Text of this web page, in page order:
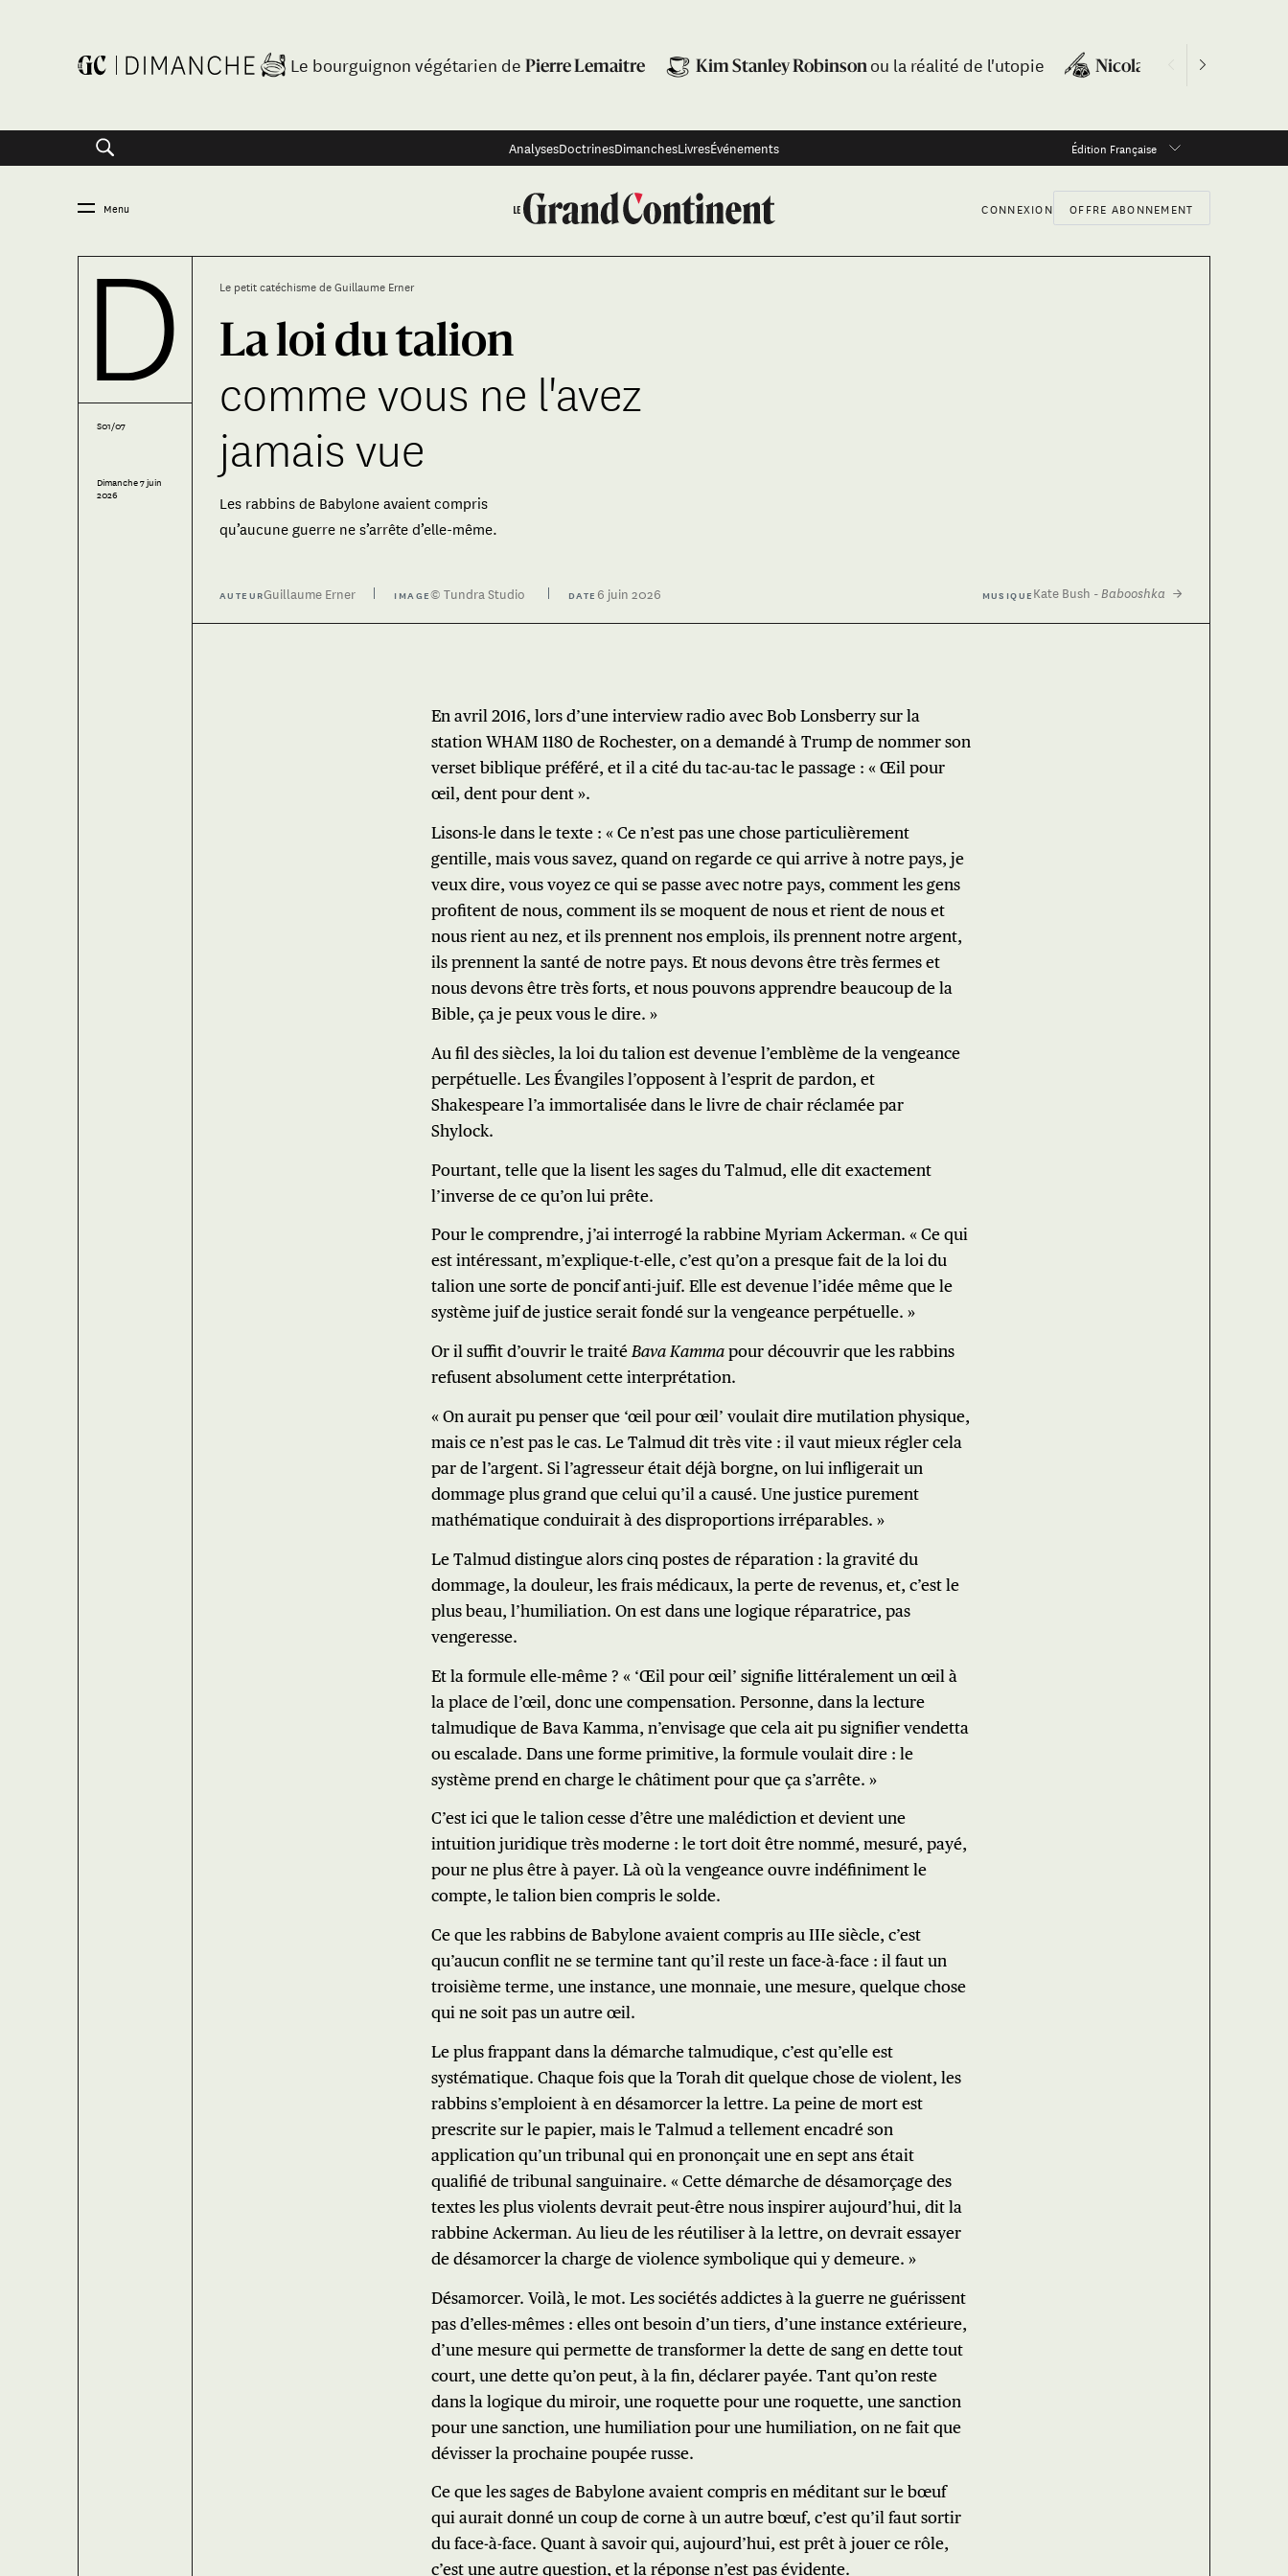
Le bourguignon végétarien dePierre Lemaitre Kim Stanley Robinsonou la réalité de l'utopie Nicolas Mathieu
AnalysesDoctrinesDimanchesLivresÉvénements Édition Française
Menu CONNEXION OFFRE ABONNEMENT
S01/07
Dimanche 7 juin
2026
Le petit catéchisme de Guillaume Erner
La loi du talion
comme vous ne l'avez
jamais vue
Les rabbins de Babylone avaient compris
qu’aucune guerre ne s’arrête d’elle-même.
AUTEURGuillaume Erner IMAGE© Tundra Studio DATE 6 juin 2026 MUSIQUEKate Bush -Babooshka →
En avril 2016, lors d’une interview radio avec Bob Lonsberry sur la
station WHAM 1180 de Rochester, on a demandé à Trump de nommer son
verset biblique préféré, et il a cité du tac-au-tac le passage : « Œil pour
œil, dent pour dent ».
Lisons-le dans le texte : « Ce n’est pas une chose particulièrement
gentille, mais vous savez, quand on regarde ce qui arrive à notre pays, je
veux dire, vous voyez ce qui se passe avec notre pays, comment les gens
profitent de nous, comment ils se moquent de nous et rient de nous et
nous rient au nez, et ils prennent nos emplois, ils prennent notre argent,
ils prennent la santé de notre pays. Et nous devons être très fermes et
nous devons être très forts, et nous pouvons apprendre beaucoup de la
Bible, ça je peux vous le dire. »
Au fil des siècles, la loi du talion est devenue l’emblème de la vengeance
perpétuelle. Les Évangiles l’opposent à l’esprit de pardon, et
Shakespeare l’a immortalisée dans le livre de chair réclamée par
Shylock.
Pourtant, telle que la lisent les sages du Talmud, elle dit exactement
l’inverse de ce qu’on lui prête.
Pour le comprendre, j’ai interrogé la rabbine Myriam Ackerman. « Ce qui
est intéressant, m’explique-t-elle, c’est qu’on a presque fait de la loi du
talion une sorte de poncif anti-juif. Elle est devenue l’idée même que le
système juif de justice serait fondé sur la vengeance perpétuelle. »
Or il suffit d’ouvrir le traitéBava Kammapour découvrir que les rabbins
refusent absolument cette interprétation.
« On aurait pu penser que ‘œil pour œil’ voulait dire mutilation physique,
mais ce n’est pas le cas. Le Talmud dit très vite : il vaut mieux régler cela
par de l’argent. Si l’agresseur était déjà borgne, on lui infligerait un
dommage plus grand que celui qu’il a causé. Une justice purement
mathématique conduirait à des disproportions irréparables. »
Le Talmud distingue alors cinq postes de réparation : la gravité du
dommage, la douleur, les frais médicaux, la perte de revenus, et, c’est le
plus beau, l’humiliation. On est dans une logique réparatrice, pas
vengeresse.
Et la formule elle-même ? « ‘Œil pour œil’ signifie littéralement un œil à
la place de l’œil, donc une compensation. Personne, dans la lecture
talmudique de Bava Kamma, n’envisage que cela ait pu signifier vendetta
ou escalade. Dans une forme primitive, la formule voulait dire : le
système prend en charge le châtiment pour que ça s’arrête. »
C’est ici que le talion cesse d’être une malédiction et devient une
intuition juridique très moderne : le tort doit être nommé, mesuré, payé,
pour ne plus être à payer. Là où la vengeance ouvre indéfiniment le
compte, le talion bien compris le solde.
Ce que les rabbins de Babylone avaient compris au IIIe siècle, c’est
qu’aucun conflit ne se termine tant qu’il reste un face-à-face : il faut un
troisième terme, une instance, une monnaie, une mesure, quelque chose
qui ne soit pas un autre œil.
Le plus frappant dans la démarche talmudique, c’est qu’elle est
systématique. Chaque fois que la Torah dit quelque chose de violent, les
rabbins s’emploient à en désamorcer la lettre. La peine de mort est
prescrite sur le papier, mais le Talmud a tellement encadré son
application qu’un tribunal qui en prononçait une en sept ans était
qualifié de tribunal sanguinaire. « Cette démarche de désamorçage des
textes les plus violents devrait peut-être nous inspirer aujourd’hui, dit la
rabbine Ackerman. Au lieu de les réutiliser à la lettre, on devrait essayer
de désamorcer la charge de violence symbolique qui y demeure. »
Désamorcer. Voilà, le mot. Les sociétés addictes à la guerre ne guérissent
pas d’elles-mêmes : elles ont besoin d’un tiers, d’une instance extérieure,
d’une mesure qui permette de transformer la dette de sang en dette tout
court, une dette qu’on peut, à la fin, déclarer payée. Tant qu’on reste
dans la logique du miroir, une roquette pour une roquette, une sanction
pour une sanction, une humiliation pour une humiliation, on ne fait que
dévisser la prochaine poupée russe.
Ce que les sages de Babylone avaient compris en méditant sur le bœuf
qui aurait donné un coup de corne à un autre bœuf, c’est qu’il faut sortir
du face-à-face. Quant à savoir qui, aujourd’hui, est prêt à jouer ce rôle,
c’est une autre question, et la réponse n’est pas évidente.